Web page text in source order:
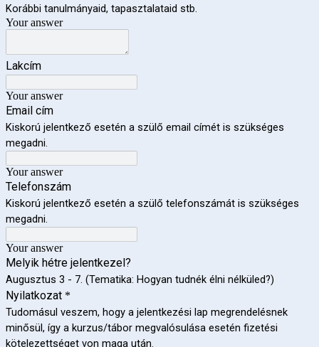
Korábbi tanulmányaid, tapasztalataid stb.
Your answer
Lakcím
Your answer
Email cím
Kiskorú jelentkező esetén a szülő email címét is szükséges
megadni.
Your answer
Telefonszám
Kiskorú jelentkező esetén a szülő telefonszámát is szükséges
megadni.
Your answer
Melyik hétre jelentkezel?
Augusztus 3 - 7. (Tematika: Hogyan tudnék élni nélküled?)
Nyilatkozat *
Tudomásul veszem, hogy a jelentkezési lap megrendelésnek
minősül, így a kurzus/tábor megvalósulása esetén fizetési
kötelezettséget von maga után.